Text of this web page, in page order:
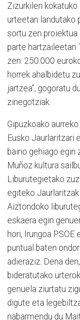
Zizurkilen
urteetan landutako
sortu zen proiektua
parte hartzaileetan
zen: 250.000
horrek ahalbidetu
jartzea”, gogoratu
zinegotziak.
Gipuzkoako
Eusko Jaurlaritzari
baino gehiago egin
Muñoz kultura
Liburutegietako
egiteko
Aiztondoko
eskaera egin
hori, Irungoa
puntual baten
adieraziz. Dena
bideratutako
genuela ziurtatu
digute eta
nabarmendu du